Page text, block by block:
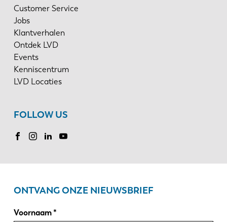
Customer Service
Jobs
Klantverhalen
Ontdek LVD
Events
Kenniscentrum
LVD Locaties
FOLLOW US
ONTVANG ONZE NIEUWSBRIEF
Voornaam